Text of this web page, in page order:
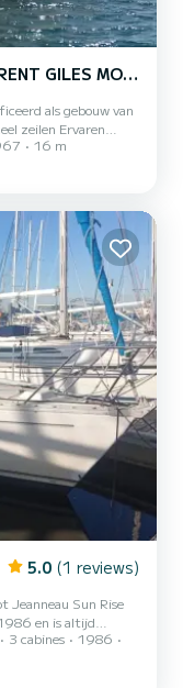
SLOOP BERMUDIEN CLASSIC LAURENT GILES MONOTYPE N°553
als gebouw van
zeilen Ervaren
hutten
16 m
5.0 (1 reviews)
Jeanneau Sun Rise
en is altijd
uitstekende
Ik kon dit
van Lorient naar
3 cabines
1986